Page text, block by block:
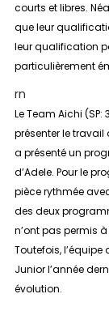
courts et libres.
que leur
leur qualification
particulièrement
rn
Le Team Aichi (SP:
présenter le travail
a présenté un
d’Adele. Pour le
pièce rythmée
des deux
n’ont pas permis
Toutefois,
Junior l’année
évolution.